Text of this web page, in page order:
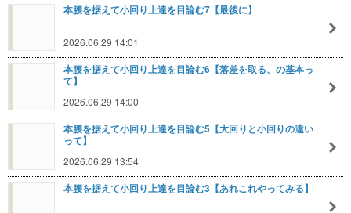
本腰を据えて小回り上達を目論む7【最後に】
2026.06.29 14:01
本腰を据えて小回り上達を目論む6【落差を取る、の基本っ
て】
2026.06.29 14:00
本腰を据えて小回り上達を目論む5【大回りと小回りの違い
って】
2026.06.29 13:54
本腰を据えて小回り上達を目論む3【あれこれやってみる】